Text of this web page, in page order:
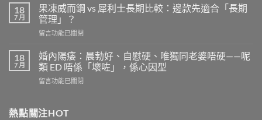
劑
量
是
多
完
整
南：
男
利
勁
有
效
4
個
信
號
評
18
7 月
果凍威而鋼 vs 犀利士長期比較：邊款先適合「長期
管理」？
在
凍
威
而
鋼
利
留言功能已關閉
18
7 月
婚內陽痿：晨勃好、自慰硬、唯獨同老婆唔硬——呢
類 ED 唔係「壞咗」，係心因型
在
陽
留言功能已關閉
熱點關注HOT